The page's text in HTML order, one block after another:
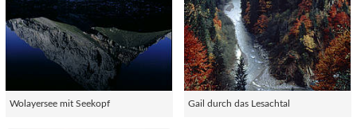
Wolayersee mit Seekopf Gail durch das Lesachtal